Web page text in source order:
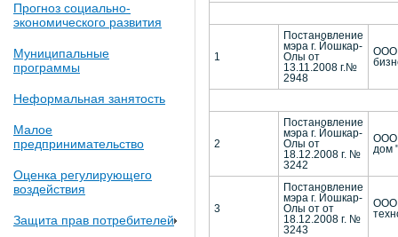
Прогноз социально-
экономического развития
Муниципальные
программы
Неформальная занятость
Малое
предпринимательство
Оценка регулирующего
воздействия
Защита прав потребителей
1
Постановление
мэра г. Йошкар-
Олы от
13.11.2008 г.№
2948
ООО
2
Постановление
мэра г. Йошкар-
Олы от
18.12.2008 г. №
3242
ООО
дом
3
Постановление
мэра г. Йошкар-
Олы от от
18.12.2008 г. №
3243
ООО